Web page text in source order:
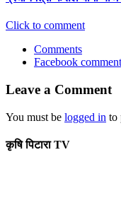
Click to comment
Comments
Facebook
Leave a Comment
You must be logged in to
कृषि पिटारा TV